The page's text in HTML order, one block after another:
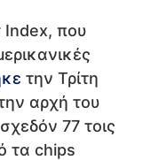
Index, που
την Τρίτη
αρχή του
77 τοις
τα chips